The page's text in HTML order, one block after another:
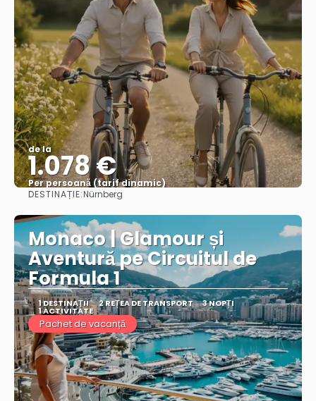
de la
1.078 €
Per persoană (tarif dinamic)
Vezi mai multe
DESTINAȚIE:Nürnberg
Monaco | Glamour și
Aventură pe Circuitul de
Formula 1
1 DESTINAŢII 2 REȚEA DE TRANSPORT 3 NOPȚI
1 ACTIVITATE
Pachet de vacanță